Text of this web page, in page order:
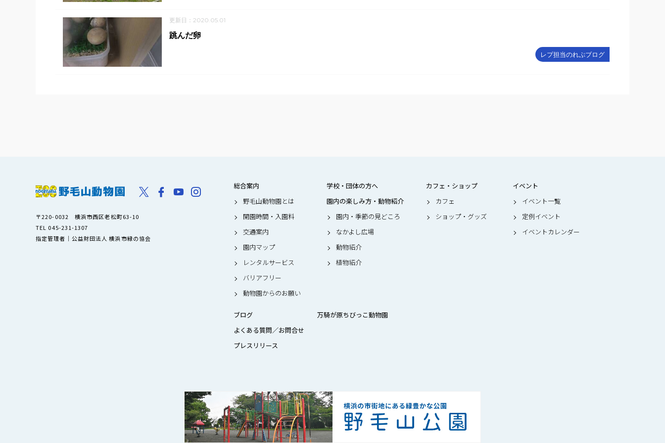
更新日：2020.05.01
レプ担当のれぷブログ
跳んだ卵
〒220-0032 横浜市西区老松町63-10
TEL 045-231-1307
指定管理者｜公益財団法人 横浜市緑の協会
総合案内
野毛山動物園とは
開園時間・入園料
交通案内
園内マップ
レンタルサービス
バリアフリー
動物園からのお願い
学校・団体の方へ
園内の楽しみ方・動物紹介
園内・季節の見どころ
なかよし広場
動物紹介
植物紹介
カフェ・ショップ
カフェ
ショップ・グッズ
イベント
イベント一覧
定例イベント
イベントカレンダー
ブログ
よくある質問／お問合せ
プレスリリース
万騎が原ちびっこ動物園